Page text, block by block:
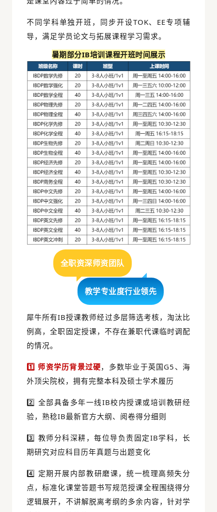
不同学科单独开班，同步开设TOK、EE专项辅
导，满足学员论文与拓展课程学习需求。
暑期部分IB培训课程开班时间展示
全职资深师资团队
教学专业度行业领先
犀牛所有IB授课教师经过多层筛选考核，淘汰比
例高，全职固定授课，不存在兼职代课临时调配
的情况。
1️⃣ 师资学历背景过硬，多数毕业于英国G5、海
外顶尖院校，拥有完整本科及硕士学术履历
2️⃣ 全部具备多年一线IB校内授课或培训教研经
验，熟稔IB最新官方大纲、阅卷得分细则
3️⃣ 教师分科深耕，每位导负责固定IB学科，长
期研究对应科目历年真题与出题变化
4️⃣ 定期开展内部教研磨课，统一梳理高频失分
点，标准化课堂答题书写规范授课全程围绕得分
逻辑展开，不讲解脱离考纲的多余内容，针对学